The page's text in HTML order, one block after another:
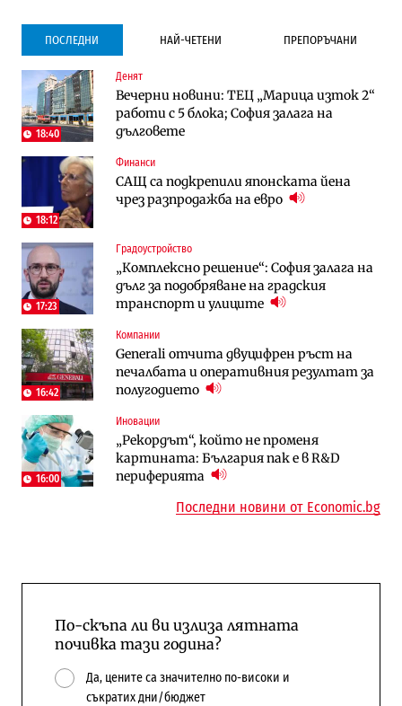
ПОСЛЕДНИ НАЙ-ЧЕТЕНИ ПРЕПОРЪЧАНИ
18:40
Денят
Вечерни новини: ТЕЦ „Марица изток 2“
работи с 5 блока; София залага на
дълговете
18:12
Финанси
САЩ са подкрепили японската йена
чрез разпродажба на евро
17:23
Градоустройство
„Комплексно решение“: София залага на
дълг за подобряване на градския
транспорт и улиците
16:42
Компании
Generali отчита двуцифрен ръст на
печалбата и оперативния резултат за
полугодието
16:00
Иновации
„Рекордът“, който не променя
картината: България пак е в R&D
периферията
Градоустройство
Столична община избра изпълнител за
преместването на трамвайното
трасе по бул. „Скобелев“
Компании
Vivacom предлага над 150 устройства с
90% отстъпка през август
Енергетика
АЕЦ „Козлодуй“ ще работи само още
няколко седмици, ако сушата продължи
Компании
„Ендуросат“ ще строи огромен
космически и отбранителен център в
Доброславци
Digi&AI
Трафикът толкова е намалял, че големи
медии обмислят да се откажат
напълно от Google
Компании
Vivacom предлага над 150 устройства с
90% отстъпка през август
To:know
Последни дни с обозначаване на цените
в лева: Какво предстои?
Градоустройство
Столична община избра изпълнител за
преместването на трамвайното
трасе по бул. „Скобелев“
10:12
Енергетика
Държавният ТЕЦ „Марица изток 2“
работи с 5 блока
Компании
„Ендуросат“ ще строи огромен
космически и отбранителен център в
Доброславци
Последни новини от Economic.bg
По-скъпа ли ви излиза лятната
почивка тази година?
Да, цените са значително по-високи и
съкратих дни/бюджет